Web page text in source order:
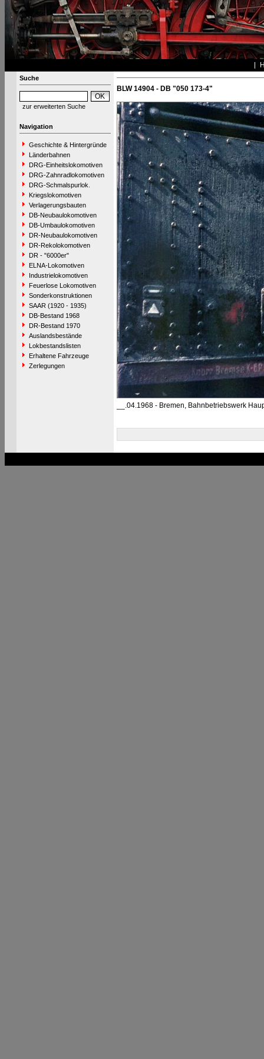
Suche
zur erweiterten Suche
Navigation
Geschichte & Hintergründe
Länderbahnen
DRG-Einheitslokomotiven
DRG-Zahnradlokomotiven
DRG-Schmalspurlok.
Kriegslokomotiven
Verlagerungsbauten
DB-Neubaulokomotiven
DB-Umbaulokomotiven
DR-Neubaulokomotiven
DR-Rekolokomotiven
DR - "6000er"
ELNA-Lokomotiven
Industrielokomotiven
Feuerlose Lokomotiven
Sonderkonstruktionen
SAAR (1920 - 1935)
DB-Bestand 1968
DR-Bestand 1970
Auslandsbestände
Lokbestandslisten
Erhaltene Fahrzeuge
Zerlegungen
BLW 14904 - DB "050 173-4"
__.04.1968 - Bremen, Bahnbetriebswerk